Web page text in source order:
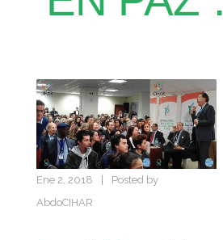
Ene 2, 2018 |
Posted by
AbdoCIHAR